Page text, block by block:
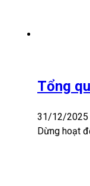
Tổng
31/12/2025
Dừng hoạt